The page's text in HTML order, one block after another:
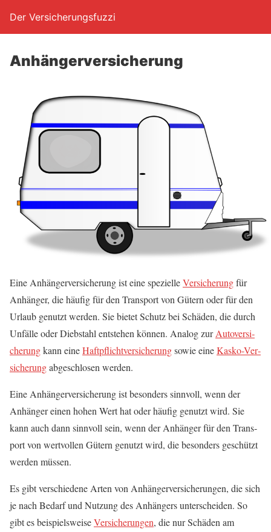
Der Versicherungsfuzzi
Anhän­ger­ver­si­che­rung
Eine Anhän­ger­ver­si­che­rung ist eine spe­zi­el­leVer­si­che­rungfür
Anhän­ger, die häu­fig für den Trans­port von Gütern oder für den
Urlaub genutzt wer­den. Sie bie­tet Schutz bei Schä­den, die durch
Unfäl­le oder Dieb­stahl ent­ste­hen kön­nen. Ana­log zurAuto­ver­si­
che­rungkann eineHaft­pflicht­ver­si­che­rungsowie eineKas­ko-Ver­
si­che­rungabge­schlo­sen werden.
Eine Anhän­ger­ver­si­che­rung ist beson­ders sinn­voll, wenn der
Anhän­ger einen hohen Wert hat oder häu­fig genutzt wird. Sie
kann auch dann sinn­voll sein, wenn der Anhän­ger für den Trans­
port von wert­vol­len Gütern genutzt wird, die beson­ders geschützt
wer­den müssen.
Es gibt ver­schie­de­ne Arten von Anhän­ger­ver­si­che­run­gen, die sich
je nach Bedarf und Nut­zung des Anhän­gers unter­schei­den. So
gibt es bei­spiels­wei­seVer­si­che­run­gen, die nur Schä­den am